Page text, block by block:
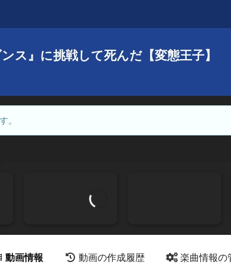
ス』に挑戦して死んだ【変態王子】
。
動画情報 動画の作成履歴 楽曲情報の